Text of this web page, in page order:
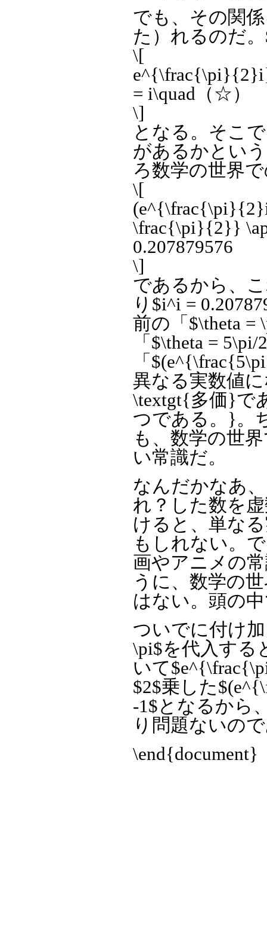
でも、その関
た）れるのだ
\[
= i\quad（☆）
\]
となる。そこ
があるかとい
ろ数学の世界
\[
\frac{\pi}{2}}
0.207879576
\]
であるから、
り$i^i =
前の「$\theta
「$\theta =
「
異なる実数値
\textgt{多価}で
つである。}。
も、数学の世
い常識だ。
なんだかなあ
れ？した数を
けると、単な
もしれない。
画やアニメの
うに、数学の
はない。頭の
ついでに付け
\pi$を代入する
いて
$2$乗した
-1$となるから
り問題ないの
\end{document}